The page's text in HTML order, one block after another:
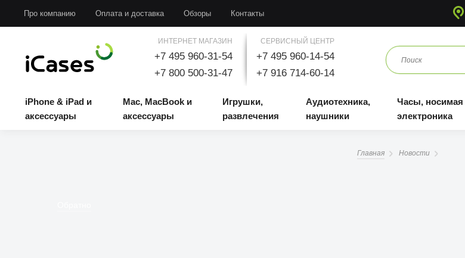
Про компанию Оплата и доставка Обзоры Контакты
ИНТЕРНЕТ МАГАЗИН
+7 495 960-31-54
+7 800 500-31-47
СЕРВИСНЫЙ ЦЕНТР
+7 495 960-14-54
+7 916 714-60-14
iPhone & iPad и
аксессуары
Mac, MacBook и
аксессуары
Игрушки,
развлечения
Аудиотехника,
наушники
Часы, носимая
электроника
Главная Новости